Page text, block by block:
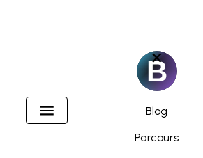
Accueil
Blog
Parcours
×